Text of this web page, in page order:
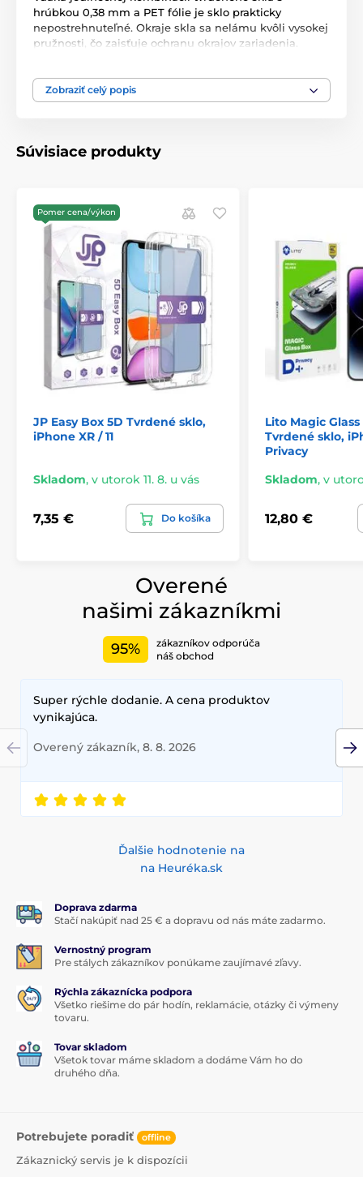
hrúbkou 0,38 mm a PET fólie je sklo prakticky
nepostrehnuteľné. Okraje skla sa nelámu kvôli vysokej
pružnosti, čo zaisťuje ochranu okrajov zariadenia.
nečistoty. Oleofóbny povlak zabraňuje odtlačkom
prstov.
Produkt je zaradený v kategóriách
Zobraziť celý popis
Súvisiace produkty
Pomer cena/výkon
JP Easy Box 5D Tvrdené sklo,
iPhone XR / 11
Skladom, v utorok 11. 8. u vás
7,35 € Do košíka
Lito Magic Glass
Tvrdené sklo,
Privacy
Skladom, v
12,80 €
Overené
našimi zákazníkmi
95%
zákazníkov odporúča
náš obchod
Super rýchle dodanie. A cena produktov
vynikajúca.
Overený zákazník, 8. 8. 2026
Ďalšie hodnotenie na
na Heuréka.sk
Doprava zdarma
Stačí nakúpiť nad 25 € a dopravu od nás máte zadarmo.
Vernostný program
Pre stálych zákazníkov ponúkame zaujímavé zľavy.
Rýchla zákaznícka podpora
Všetko riešime do pár hodín, reklamácie, otázky či výmeny
tovaru.
Tovar skladom
Všetok tovar máme skladom a dodáme Vám ho do
druhého dňa.
Potrebujete poradiť offline
Zákaznický servis je k dispozícii